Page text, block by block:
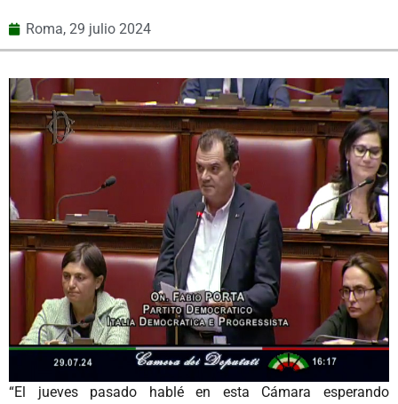
Roma, 29 julio 2024
“El jueves pasado hablé en esta Cámara esperando